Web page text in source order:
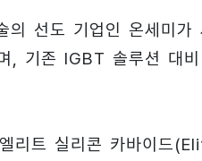
의 선도 기업인 온세미
, 기존 IGBT 솔루션 대
리트 실리콘 카바이드